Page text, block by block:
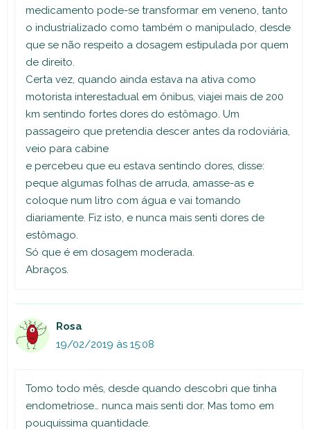
medicamento pode-se transformar em veneno, tanto
o industrializado como também o manipulado, desde
que se não respeito a dosagem estipulada por quem
de direito.
Certa vez, quando ainda estava na ativa como
motorista interestadual em ônibus, viajei mais de 200
km sentindo fortes dores do estômago. Um
passageiro que pretendia descer antes da rodoviária,
veio para cabine
e percebeu que eu estava sentindo dores, disse:
peque algumas folhas de arruda, amasse-as e
coloque num litro com água e vai tomando
diariamente. Fiz isto, e nunca mais senti dores de
estômago.
Só que é em dosagem moderada.
Abraços.
Rosa
19/02/2019 às 15:08
Tomo todo mês, desde quando descobri que tinha
endometriose… nunca mais senti dor. Mas tomo em
pouquissima quantidade.